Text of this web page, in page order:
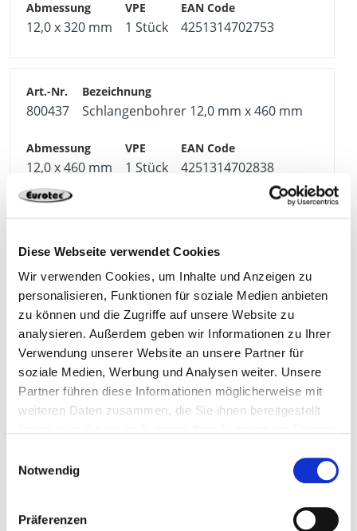
Diese Webseite verwendet Cookies
Wir verwenden Cookies, um Inhalte und Anzeigen zu
personalisieren, Funktionen für soziale Medien anbieten
zu können und die Zugriffe auf unsere Website zu
analysieren. Außerdem geben wir Informationen zu Ihrer
Verwendung unserer Website an unsere Partner für
soziale Medien, Werbung und Analysen weiter. Unsere
Partner führen diese Informationen möglicherweise mit
weiteren Daten zusammen, die Sie ihnen bereitgestellt
Notwendig
Präferenzen
12,0 x 320 mm 1 Stück 4251314702753
800437 Schlangenbohrer 12,0 mm x 460 mm
12,0 x 460 mm 1 Stück 4251314702838
800428 Schlangenbohrer 14,0 mm x 320 mm
14,0 x 320 mm 1 Stück 4251314702760
800438 Schlangenbohrer 14,0 mm x 460 mm